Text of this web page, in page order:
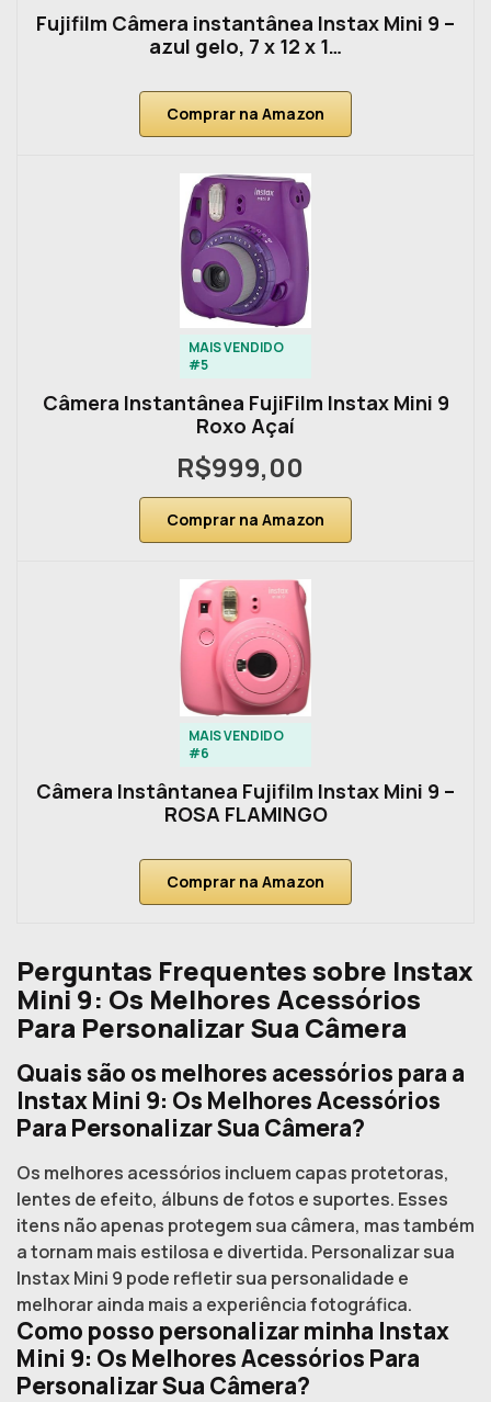
Fujifilm Câmera instantânea Instax Mini 9 –
azul gelo, 7 x 12 x 1…
Comprar na Amazon
MAIS VENDIDO
#5
Câmera Instantânea FujiFilm Instax Mini 9
Roxo Açaí
R$999,00
Comprar na Amazon
MAIS VENDIDO
#6
Câmera Instântanea Fujifilm Instax Mini 9 –
ROSA FLAMINGO
Comprar na Amazon
Perguntas Frequentes sobre Instax
Mini 9: Os Melhores Acessórios
Para Personalizar Sua Câmera
Quais são os melhores acessórios para a
Instax Mini 9: Os Melhores Acessórios
Para Personalizar Sua Câmera?
Os melhores acessórios incluem capas protetoras,
lentes de efeito, álbuns de fotos e suportes. Esses
itens não apenas protegem sua câmera, mas também
a tornam mais estilosa e divertida. Personalizar sua
Instax Mini 9 pode refletir sua personalidade e
melhorar ainda mais a experiência fotográfica.
Como posso personalizar minha Instax
Mini 9: Os Melhores Acessórios Para
Personalizar Sua Câmera?